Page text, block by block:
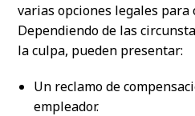
varias opciones legales para
Dependiendo de las
la culpa, pueden presentar:
Un reclamo de
empleador.